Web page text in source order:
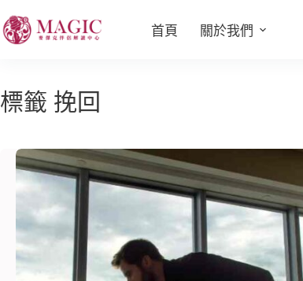
首頁 關於我們
標籤 挽回